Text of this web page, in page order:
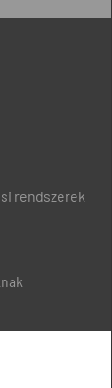
rendszerek